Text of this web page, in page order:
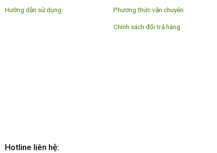
Hướng dẫn sử dụng Phương thức vận chuyên
Chính sách đổi trả hàng
Hotline liên hệ: